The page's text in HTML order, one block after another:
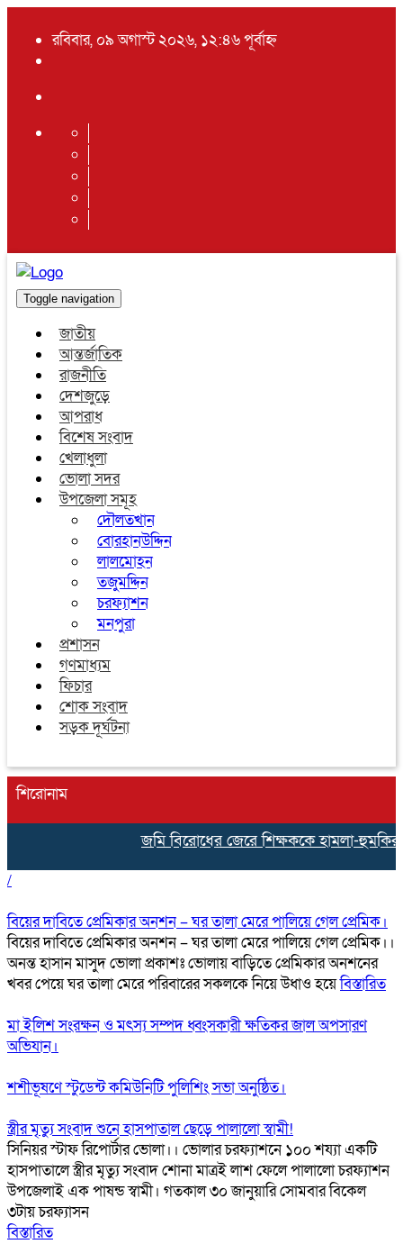
রবিবার, ০৯ অগাস্ট ২০২৬, ১২:৪৬ পূর্বাহ্ন
Toggle navigation
জাতীয়
আন্তর্জাতিক
রাজনীতি
দেশজুড়ে
আপরাধ
বিশেষ সংবাদ
খেলাধুলা
ভোলা সদর
উপজেলা সমূহ
দৌলতখান
বোরহানউদ্দিন
লালমোহন
তজুমদ্দিন
চরফ্যাশন
মনপুরা
প্রশাসন
গণমাধ্যম
ফিচার
শোক সংবাদ
সড়ক দূর্ঘটনা
শিরোনাম
জমি বিরোধের জেরে শিক্ষককে হামলা-হুমকির
/
বিয়ের দাবিতে প্রেমিকার অনশন – ঘর তালা মেরে পালিয়ে গেল প্রেমিক।
বিয়ের দাবিতে প্রেমিকার অনশন – ঘর তালা মেরে পালিয়ে গেল প্রেমিক।।
অনন্ত হাসান মাসুদ ভোলা প্রকাশঃ ভোলায় বাড়িতে প্রেমিকার অনশনের
খবর পেয়ে ঘর তালা মেরে পরিবারের সকলকে নিয়ে উধাও হয়েবিস্তারিত
মা ইলিশ সংরক্ষন ও মৎস্য সম্পদ ধ্বংসকারী ক্ষতিকর জাল অপসারণ
অভিযান।
শশীভূষণে স্টুডেন্ট কমিউনিটি পুলিশিং সভা অনুষ্ঠিত।
স্ত্রীর মৃত্যু সংবাদ শুনে হাসপাতাল ছেড়ে পালালো স্বামী!
সিনিয়র স্টাফ রিপোর্টার ভোলা।। ভোলার চরফ্যাশনে ১০০ শয্যা একটি
হাসপাতালে স্ত্রীর মৃত্যু সংবাদ শোনা মাত্রই লাশ ফেলে পালালো চরফ্যাশন
উপজেলাই এক পাষন্ড স্বামী। গতকাল ৩০ জানুয়ারি সোমবার বিকেল
৩টায় চরফ্যাসন
বিস্তারিত